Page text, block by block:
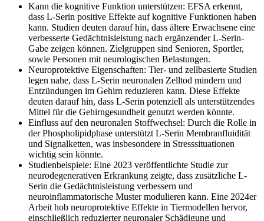
Kann die kognitive Funktion unterstützen: EFSA erkennt,
dass L-Serin positive Effekte auf kognitive Funktionen haben
kann. Studien deuten darauf hin, dass ältere Erwachsene eine
verbesserte Gedächtnisleistung nach ergänzender L-Serin-
Gabe zeigen können. Zielgruppen sind Senioren, Sportler,
sowie Personen mit neurologischen Belastungen.
Neuroprotektive Eigenschaften: Tier- und zellbasierte Studien
legen nahe, dass L-Serin neuronalen Zelltod mindern und
Entzündungen im Gehirn reduzieren kann. Diese Effekte
deuten darauf hin, dass L-Serin potenziell als unterstützendes
Mittel für die Gehirngesundheit genutzt werden könnte.
Einfluss auf den neuronalen Stoffwechsel: Durch die Rolle in
der Phospholipidphase unterstützt L-Serin Membranfluidität
und Signalketten, was insbesondere in Stresssituationen
wichtig sein könnte.
Studienbeispiele: Eine 2023 veröffentlichte Studie zur
neurodegenerativen Erkrankung zeigte, dass zusätzliche L-
Serin die Gedächtnisleistung verbessern und
neuroinflammatorische Muster modulieren kann. Eine 2024er
Arbeit hob neuroprotektive Effekte in Tiermodellen hervor,
einschließlich reduzierter neuronaler Schädigung und